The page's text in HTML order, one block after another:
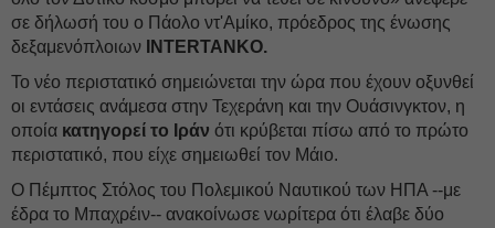
σε δήλωσή του ο Πάολο ντ'Αμίκο, πρόεδρος της ένωσης
δεξαμενόπλοιων INTERTANKO.
Το νέο περιστατικό σημειώνεται την ώρα που έχουν οξυνθεί
οι εντάσεις ανάμεσα στην Τεχεράνη και την Ουάσινγκτον, η
οποία κατηγορεί το Ιράν ότι κρύβεται πίσω από το πρώτο
περιστατικό, που είχε σημειωθεί τον Μάιο.
Ο Πέμπτος Στόλος του Πολεμικού Ναυτικού των ΗΠΑ --με
έδρα το Μπαχρέιν-- ανακοίνωσε νωρίτερα ότι έλαβε δύο